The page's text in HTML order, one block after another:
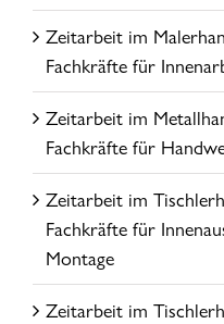
Zeitarbeit im
Fachkräfte für
Zeitarbeit im
Fachkräfte für
Zeitarbeit im
Fachkräfte für
Montage
Zeitarbeit im